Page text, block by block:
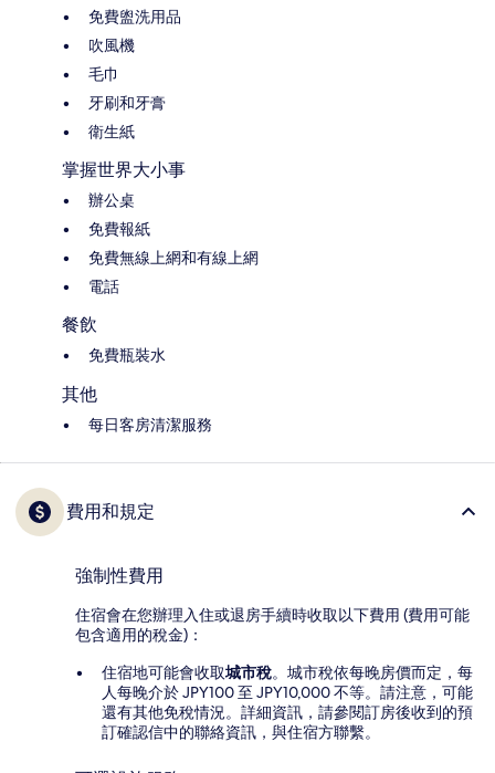
免費盥洗用品
吹風機
毛巾
牙刷和牙膏
衛生紙
掌握世界大小事
辦公桌
免費報紙
免費無線上網和有線上網
電話
餐飲
免費瓶裝水
其他
每日客房清潔服務
費用和規定
強制性費用
住宿會在您辦理入住或退房手續時收取以下費用 (費用可能
包含適用的稅金)：
住宿地可能會收取城市稅。城市稅依每晚房價而定，每
人每晚介於 JPY100 至 JPY10,000 不等。請注意，可能
還有其他免稅情況。詳細資訊，請參閱訂房後收到的預
訂確認信中的聯絡資訊，與住宿方聯繫。